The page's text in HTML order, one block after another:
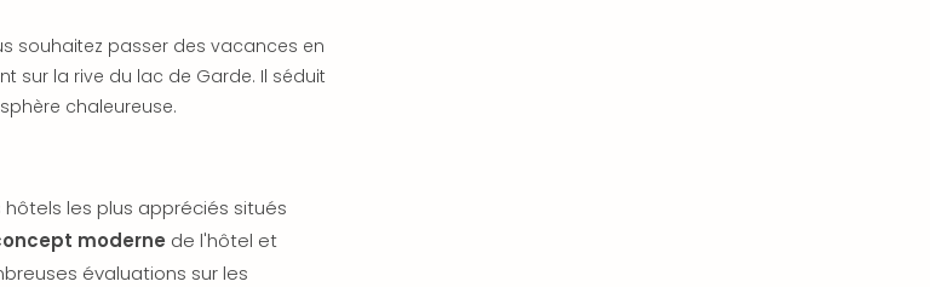
souhaitez passer des vacances en
sur la rive du lac de Garde. Il séduit
chaleureuse.
hôtels les plus appréciés situés
moderne de l'hôtel et
évaluations sur les